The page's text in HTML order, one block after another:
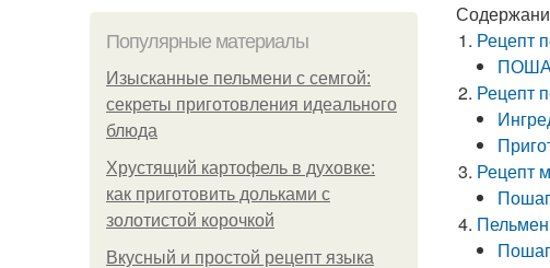
Популярные материалы
Изысканные пельмени с семгой:
секреты приготовления идеального
блюда
Хрустящий картофель в духовке:
как приготовить дольками с
золотистой корочкой
Вкусный и простой рецепт языка
Рецепт
Рецепт
Рецепт